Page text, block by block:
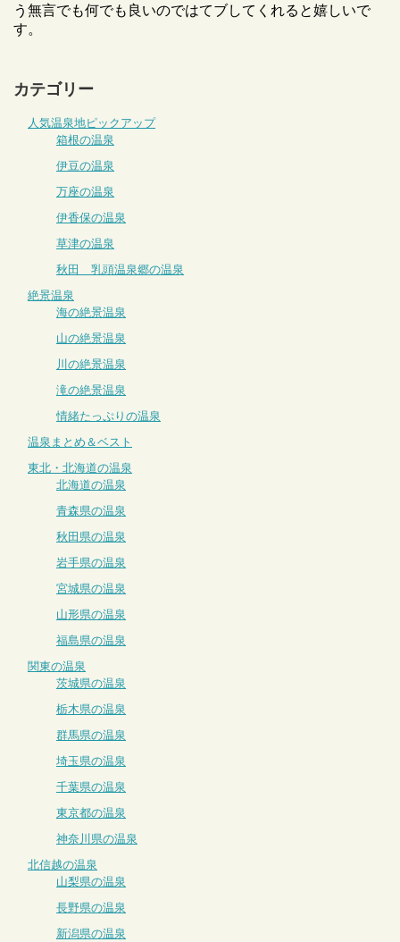
う無言でも何でも良いのではてブしてくれると嬉しいで
す。
カテゴリー
人気温泉地ピックアップ
箱根の温泉
伊豆の温泉
万座の温泉
伊香保の温泉
草津の温泉
秋田 乳頭温泉郷の温泉
絶景温泉
海の絶景温泉
山の絶景温泉
川の絶景温泉
滝の絶景温泉
情緒たっぷりの温泉
温泉まとめ＆ベスト
東北・北海道の温泉
北海道の温泉
青森県の温泉
秋田県の温泉
岩手県の温泉
宮城県の温泉
山形県の温泉
福島県の温泉
関東の温泉
茨城県の温泉
栃木県の温泉
群馬県の温泉
埼玉県の温泉
千葉県の温泉
東京都の温泉
神奈川県の温泉
北信越の温泉
山梨県の温泉
長野県の温泉
新潟県の温泉